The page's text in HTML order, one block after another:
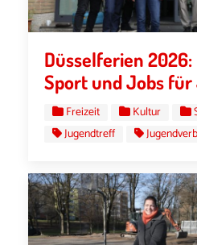
Düsselferien
Sport und Jobs
Freizeit Kultur
Jugendtreff